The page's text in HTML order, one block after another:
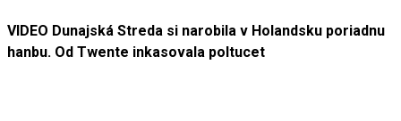
VIDEO Dunajská Streda si narobila v Holandsku poriadnu
hanbu. Od Twente inkasovala poltucet